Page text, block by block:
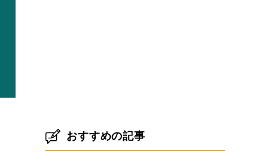
おすすめの記事